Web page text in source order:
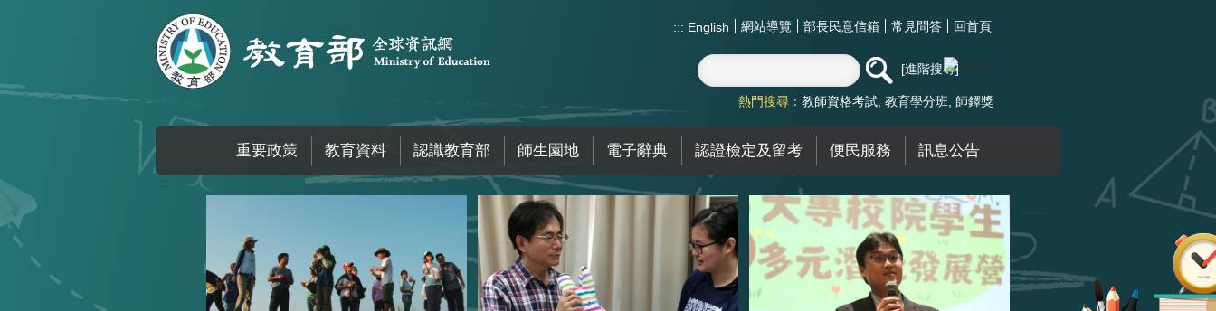
::: English 網站導覽 部長民意信箱 常見問答 回首頁
進階搜尋
熱門搜尋： 教師資格考試 教育學分班 師鐸獎
重要政策 教育資料 認識教育部 師生園地 電子辭典 認證檢定及留考 便民服務 訊息公告
:::